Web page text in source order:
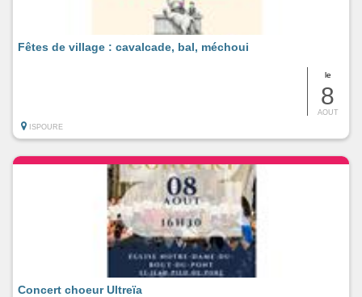
le
8
AOUT
Fêtes de village : cavalcade, bal, méchoui
ISPOURE
Concert choeur Ultreïa